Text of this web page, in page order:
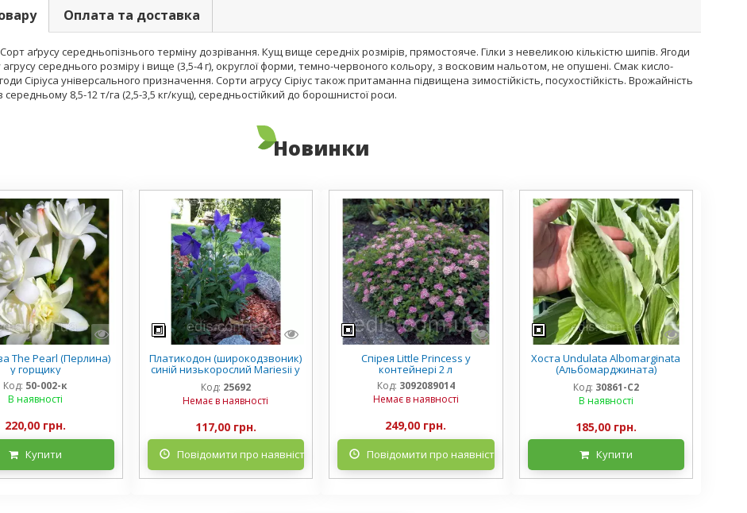
Оплата та доставка
Сорт аґрусу середньопізнього терміну дозрівання. Кущ вище середніх розмірів, прямостояче. Гілки з невеликою кількістю шипів. Ягоди
агрусу середнього розміру і вище (3,5-4 г), округлої форми, темно-червоного кольору, з восковим нальотом, не опушені. Смак кисло-
Сіріуса універсального призначення. Сорти агрусу Сіріус також притаманна підвищена зимостійкість, посухостійкість. Врожайність
середньому 8,5-12 т/га (2,5-3,5 кг/кущ), середньостійкий до борошнистої роси.
Новинки
The Pearl (Перлина)
у горщику
Код: 50-002-к
В наявності
220,00 грн.
Купити
Платикодон (широкодзвоник)
синій низькорослий Mariesii у
горщику
Код: 25692
Немає в наявності
117,00 грн.
Повідомити про наявність
Спірея Little Princess у
контейнері 2 л
Код: 3092089014
Немає в наявності
249,00 грн.
Повідомити про наявність
Хоста Undulata Albomarginata
(Альбомарджината)
контейнер 2 л, 3/+ розетки
Код: 30861-С2
В наявності
185,00 грн.
Купити